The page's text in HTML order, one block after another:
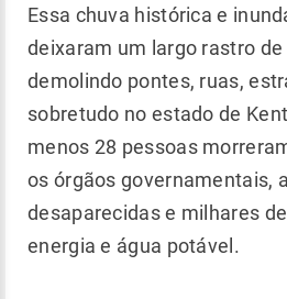
Essa chuva histórica e
deixaram um largo rastro
demolindo pontes, ruas,
sobretudo no estado de
menos 28 pessoas
os órgãos governamentais,
desaparecidas e milhares
energia e água potável.